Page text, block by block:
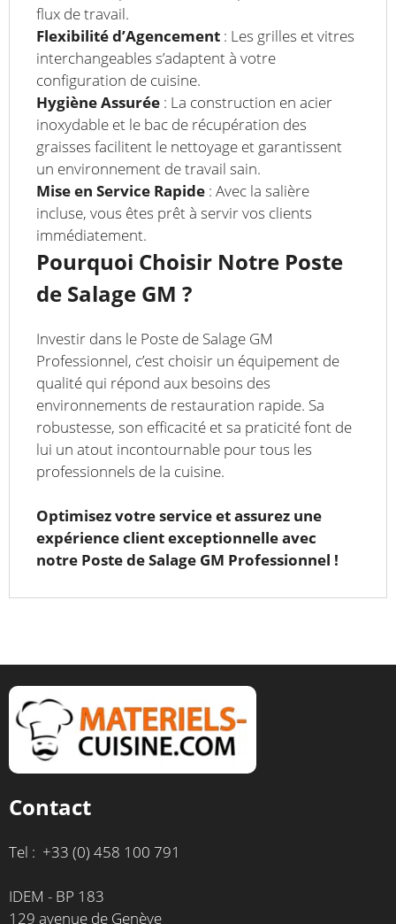
flux de travail.
Flexibilité d’Agencement : Les grilles et vitres
interchangeables s’adaptent à votre
configuration de cuisine.
Hygiène Assurée : La construction en acier
inoxydable et le bac de récupération des
graisses facilitent le nettoyage et garantissent
un environnement de travail sain.
Mise en Service Rapide : Avec la salière
incluse, vous êtes prêt à servir vos clients
immédiatement.
Pourquoi Choisir Notre Poste
de Salage GM ?
Investir dans le Poste de Salage GM
Professionnel, c’est choisir un équipement de
qualité qui répond aux besoins des
environnements de restauration rapide. Sa
robustesse, son efficacité et sa praticité font de
lui un atout incontournable pour tous les
professionnels de la cuisine.
Optimisez votre service et assurez une
expérience client exceptionnelle avec
notre Poste de Salage GM Professionnel !
Contact
Tel : +33 (0) 458 100 791
IDEM - BP 183
129 avenue de Genève